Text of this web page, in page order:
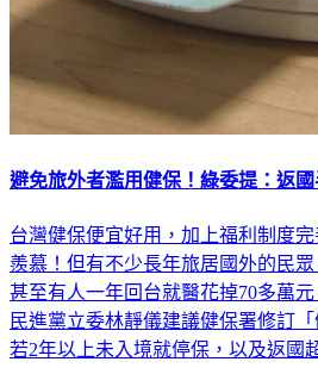
避免旅外者濫用健保！綠委提：返
台灣健保便宜好用，加上福利制度
羨慕！但有不少長年旅居國外的民
甚至有人一年回台就醫花掉70多萬
民進黨立委林靜儀建議健保署修訂
若2年以上未入境就停保，以及返國